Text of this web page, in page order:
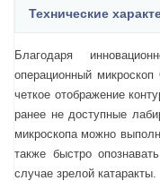
Технические
Благодаря
операционный
четкое отображение
ранее не доступные
микроскопа можно
также быстро
случае зрелой катаракты.